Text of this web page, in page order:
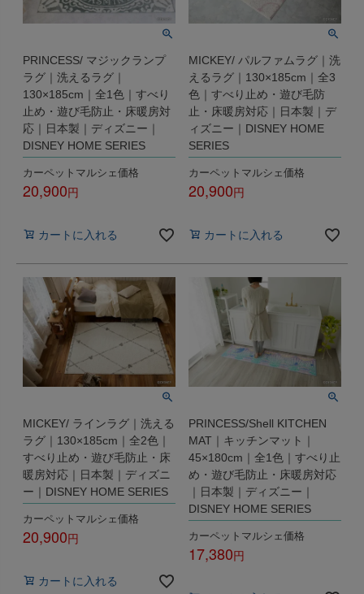
PRINCESS/ マジックランプ
ラグ｜洗えるラグ｜
130×185cm｜全1色｜すべり
止め・遊び毛防止・床暖房対
応｜日本製｜ディズニー｜
DISNEY HOME SERIES
カーペットマルシェ価格
20,900
カートに入れる
MICKEY/ パルファムラグ｜洗
えるラグ｜130×185cm｜全3
色｜すべり止め・遊び毛防
止・床暖房対応｜日本製｜デ
ィズニー｜DISNEY HOME
SERIES
カーペットマルシェ価格
20,900
カートに入れる
MICKEY/ ラインラグ｜洗える
ラグ｜130×185cm｜全2色｜
すべり止め・遊び毛防止・床
暖房対応｜日本製｜ディズニ
ー｜DISNEY HOME SERIES
カーペットマルシェ価格
20,900
カートに入れる
PRINCESS/Shell KITCHEN
MAT｜キッチンマット｜
45×180cm｜全1色｜すべり止
め・遊び毛防止・床暖房対応
｜日本製｜ディズニー｜
DISNEY HOME SERIES
カーペットマルシェ価格
17,380